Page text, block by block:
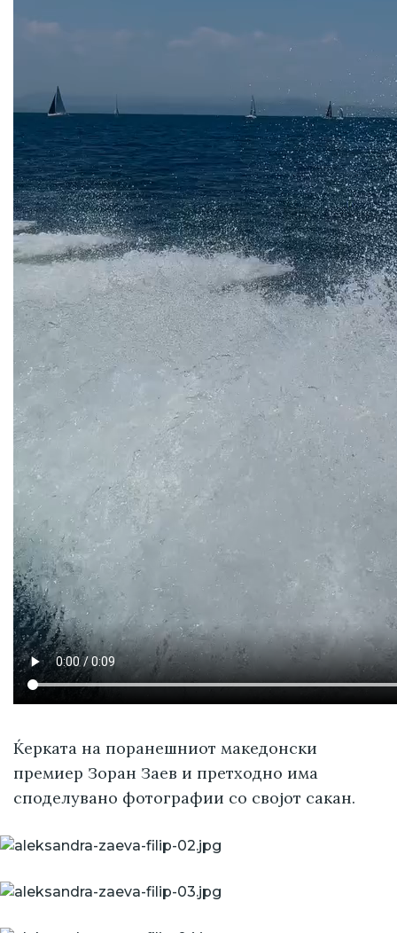
Ќерката на поранешниот македонски
премиер Зоран Заев и претходно има
споделувано фотографии со својот сакан.